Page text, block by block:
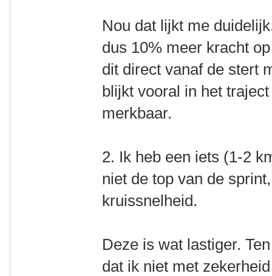
Nou dat lijkt me
dus 10% meer kracht
dit direct vanaf de stert
blijkt vooral in het
merkbaar.
2. Ik heb een iets (1-2
niet de top van de
kruissnelheid.
Deze is wat lastiger.
dat ik niet met